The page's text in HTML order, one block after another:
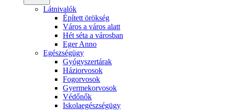
Látnivalók
Épített örökség
Város a város alatt
Hét séta a városban
Eger Anno
Egészségügy
Gyógyszertárak
Háziorvosok
Fogorvosok
Gyermekorvosok
Védőnők
Iskolaegészségügy